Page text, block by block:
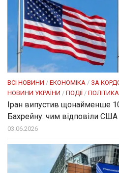
ВСІ НОВИНИ / ЕКОНОМІКА / ЗА
НОВИНИ УКРАЇНИ / ПОДІЇ / ПОЛІТИКА
Іран випустив щонайменше
Бахрейну: чим відповіли США
03.06.2026